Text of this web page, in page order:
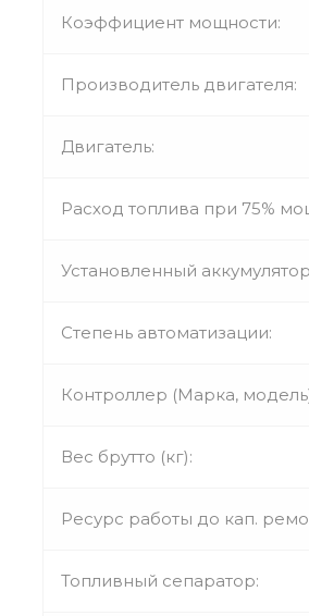
Коэффициент мощности:
Производитель двигателя:
Двигатель:
Расход топлива при 75%
Установленный
Степень автоматизации:
Контроллер (Марка,
Вес брутто (кг):
Ресурс работы до кап.
Топливный сепаратор: